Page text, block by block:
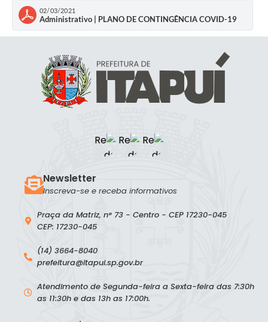
02/03/2021
Administrativo | PLANO DE CONTINGÊNCIA COVID-19
Praça da Matriz, n° 73 - Centro - CEP 17230-045
CEP: 17230-045
(14) 3664-8040
prefeitura@itapui.sp.gov.br
Atendimento de Segunda-feira a Sexta-feira das 7:30h
as 11:30h e das 13h as 17:00h.
Newsletter
Inscreva-se e receba informativos